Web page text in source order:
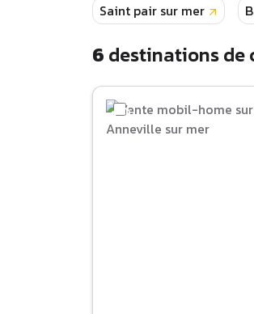
Saint pair sur mer
6 destinations de